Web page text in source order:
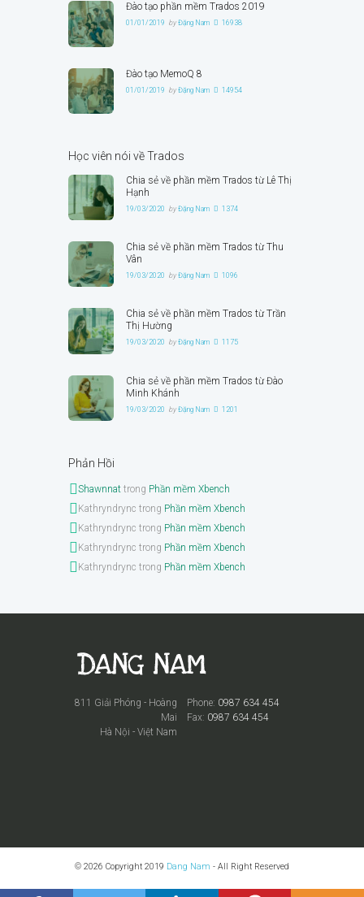
Đào tạo phần mềm Trados 2019
01/01/2019 byĐặng Nam 16938
Đào tạo MemoQ 8
01/01/2019 byĐặng Nam 14954
Học viên nói về Trados
Chia sẻ về phần mềm Trados từ Lê Thị
Hạnh
19/03/2020 byĐặng Nam 1374
Chia sẻ về phần mềm Trados từ Thu
Vân
19/03/2020 byĐặng Nam 1096
Chia sẻ về phần mềm Trados từ Trần
Thị Hường
19/03/2020 byĐặng Nam 1175
Chia sẻ về phần mềm Trados từ Đào
Minh Khánh
19/03/2020 byĐặng Nam 1201
Phản Hồi
Shawnnat trong Phần mềm Xbench
Kathryndrync trong Phần mềm Xbench
Kathryndrync trong Phần mềm Xbench
Kathryndrync trong Phần mềm Xbench
Kathryndrync trong Phần mềm Xbench
Phone: 0987 634 454
Fax: 0987 634 454
811 Giải Phóng - Hoàng
Mai
Hà Nội - Việt Nam
© 2026 Copyright 2019 Dang Nam - All Right Reserved